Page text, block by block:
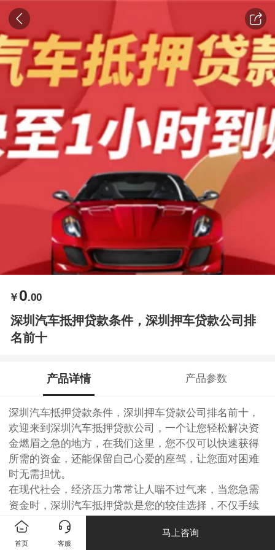
￥ 0.00
深圳汽车抵押贷款条件，深圳押车贷款公司排
名前十
产品详情 产品参数
深圳汽车抵押贷款条件， 深圳押车贷款公司排名前十，
欢迎来到深圳汽车抵押贷款公司，一个让您轻松解决资
金燃眉之急的地方，在我们这里，您不仅可以快速获得
所需的资金，还能保留自己心爱的座驾，让您面对困难
时无需担忧。
在现代社会，经济压力常常让人喘不过气来，当您急需
资金时，深圳汽车抵押贷款是您的较佳选择，不仅手续
简单快捷，而且利率合理，确保您在解决资金问题时不
会增加过多负担，您的车辆仍将是您生活的一部分，我
首页 客服
马上咨询